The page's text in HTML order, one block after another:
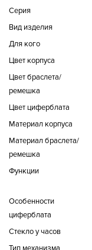
Серия
Вид изделия
Для кого
Цвет корпуса
Цвет браслета/
ремешка
Цвет циферблата
Материал корпуса
Материал браслета/
ремешка
Функции
Особенности
циферблата
Стекло у часов